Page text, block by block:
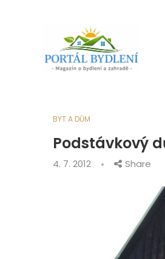
BYT A DŮM
Podstávkový
4. 7. 2012 Share